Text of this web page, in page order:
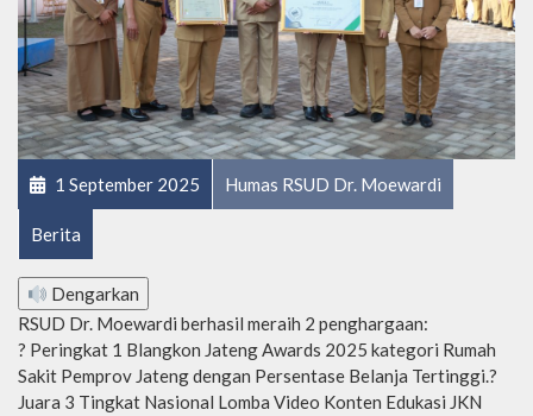
1 September 2025 Humas RSUD Dr. Moewardi
Berita
Dengarkan
RSUD Dr. Moewardi berhasil meraih 2 penghargaan:
? Peringkat 1 Blangkon Jateng Awards 2025 kategori Rumah
Sakit Pemprov Jateng dengan Persentase Belanja Tertinggi.?
Juara 3 Tingkat Nasional Lomba Video Konten Edukasi JKN